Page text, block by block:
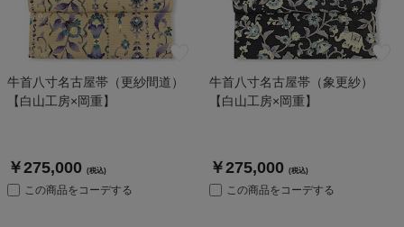
牛首八寸名古屋帯（更紗間道）
【白山工房×岡重】
￥275,000 (税込)
この商品をコーデする
牛首八寸名古屋帯（象更紗）
【白山工房×岡重】
￥275,000 (税込)
この商品をコーデする